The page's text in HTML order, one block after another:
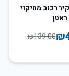
רכוב מחיקוי
ראטן
₪
₪139.00